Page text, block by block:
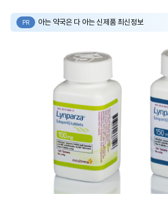
PR 아는 약국은 다 아는 신제품 최신정보